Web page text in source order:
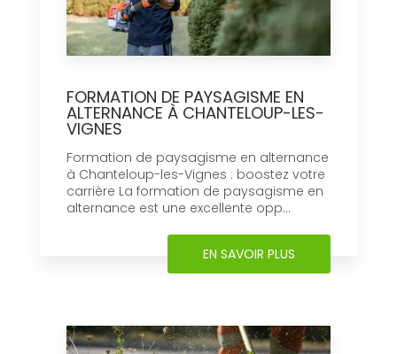
FORMATION DE PAYSAGISME EN
ALTERNANCE À CHANTELOUP-LES-
VIGNES
Formation de paysagisme en alternance
à Chanteloup-les-Vignes : boostez votre
carrière La formation de paysagisme en
alternance est une excellente opp...
EN SAVOIR PLUS